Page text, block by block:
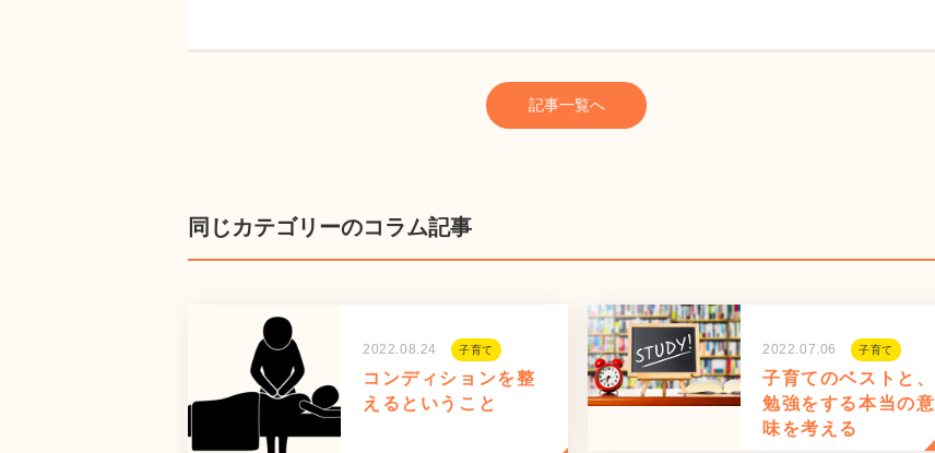
記事一覧へ
同じカテゴリーのコラム記事
2022.08.24 子育て
コンディションを整
えるということ
2022.07.06 子育て
子育てのベストと、
勉強をする本当の意
味を考える